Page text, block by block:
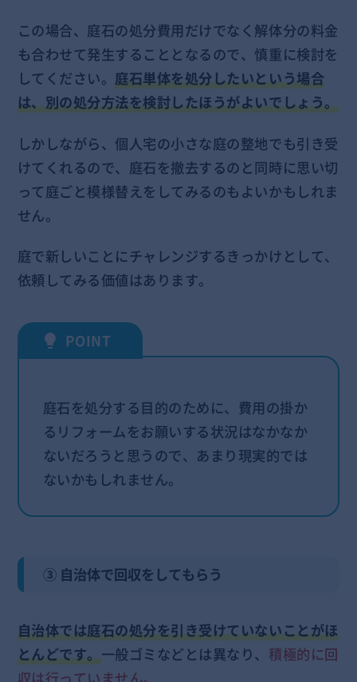
この場合、庭石の処分費用だけでなく解体分の料金
も合わせて発生することとなるので、慎重に検討を
してください。庭石単体を処分したいという場合
は、別の処分方法を検討したほうがよいでしょう。
しかしながら、個人宅の小さな庭の整地でも引き受
けてくれるので、庭石を撤去するのと同時に思い切
って庭ごと模様替えをしてみるのもよいかもしれま
せん。
庭で新しいことにチャレンジするきっかけとして、
依頼してみる価値はあります。
庭石を処分する目的のために、費用の掛か
るリフォームをお願いする状況はなかなか
ないだろうと思うので、あまり現実的では
ないかもしれません。
③ 自治体で回収をしてもらう
自治体では庭石の処分を引き受けていないことがほ
とんどです。一般ゴミなどとは異なり、 積極的に回